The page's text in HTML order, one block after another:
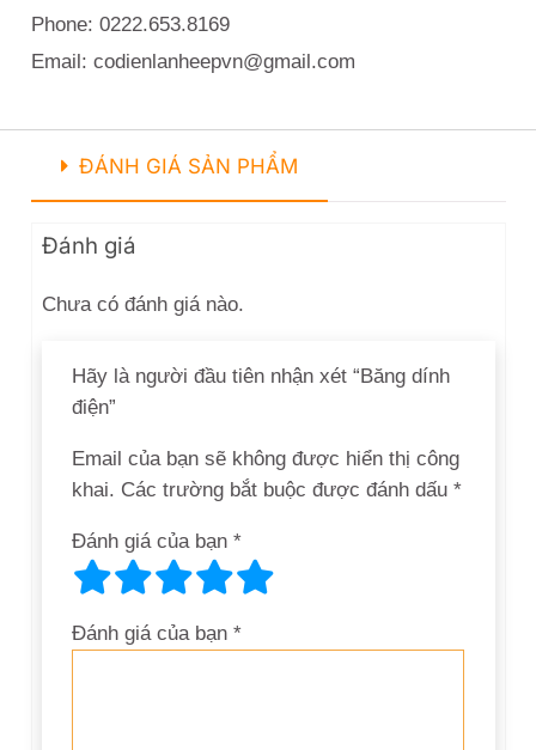
Phone: 0222.653.8169
Email: codienlanheepvn@gmail.com
ĐÁNH GIÁ SẢN PHẨM
Đánh giá
Chưa có đánh giá nào.
Hãy là người đầu tiên nhận xét “Băng dính
điện”
Email của bạn sẽ không được hiển thị công
khai. Các trường bắt buộc được đánh dấu *
Đánh giá của bạn *
Đánh giá của bạn *